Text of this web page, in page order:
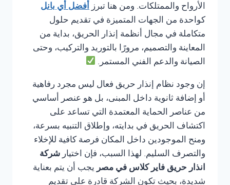
الأرواح والممتلكات. ومن هنا تبرز أفضل أي بانل
كواحدة من الجهات المتميزة في تقديم حلول
متكاملة في مجال أنظمة إنذار الحريق، بداية من
المعاينة والتصميم، مرورًا بالتوريد والتركيب، وحتى
الصيانة والدعم الفني المستمر.
إن وجود نظام إنذار حريق فعال ليس مجرد رفاهية
أو إضافة ثانوية داخل المبنى، بل هو عنصر أساسي
من عناصر الحماية المعتمدة التي تساعد على
اكتشاف الحريق في بدايته، وإطلاق التنبيه بسرعة،
ومنح الموجودين داخل المكان فرصة كافية للإخلاء
والتصرف السليم. لهذا السبب، فإن اختيار شركة
انذار حريق فاير كلاس في مصر يجب أن يتم بعناية
شديدة، بحيث تكون الشركة قادرة على تقديم